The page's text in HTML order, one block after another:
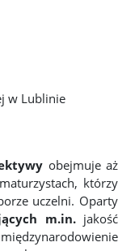
w Lublinie
obejmuje aż
którzy
uczelni. Oparty
m.in.jakość